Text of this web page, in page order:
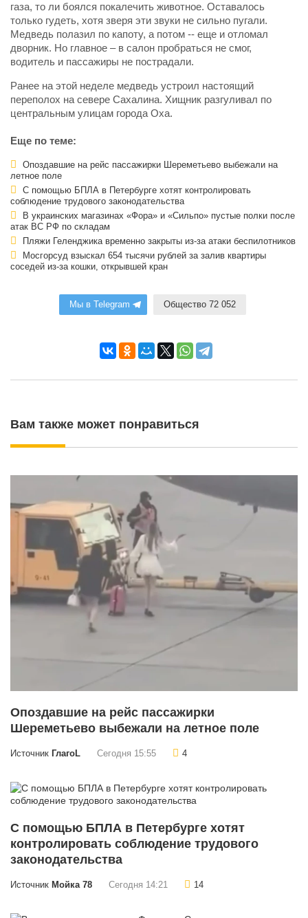
газа, то ли боялся покалечить животное. Оставалось
только гудеть, хотя зверя эти звуки не сильно пугали.
Медведь полазил по капоту, а потом -- еще и отломал
дворник. Но главное – в салон пробраться не смог,
водитель и пассажиры не пострадали.
Ранее на этой неделе медведь устроил настоящий
переполох на севере Сахалина. Хищник разгуливал по
центральным улицам города Оха.
Еще по теме:
Опоздавшие на рейс пассажирки Шереметьево выбежали на
летное поле
С помощью БПЛА в Петербурге хотят контролировать
соблюдение трудового законодательства
В украинских магазинах «Фора» и «Сильпо» пустые полки после
атак ВС РФ по складам
Пляжи Геленджика временно закрыты из-за атаки беспилотников
Мосгорсуд взыскал 654 тысячи рублей за залив квартиры
соседей из-за кошки, открывшей кран
Мы в Telegram Общество 72 052
Вам также может понравиться
Опоздавшие на рейс пассажирки
Шереметьево выбежали на летное поле
Источник ГлагоL Сегодня 15:55 4
С помощью БПЛА в Петербурге хотят
контролировать соблюдение трудового
законодательства
Источник Мойка 78 Сегодня 14:21 14